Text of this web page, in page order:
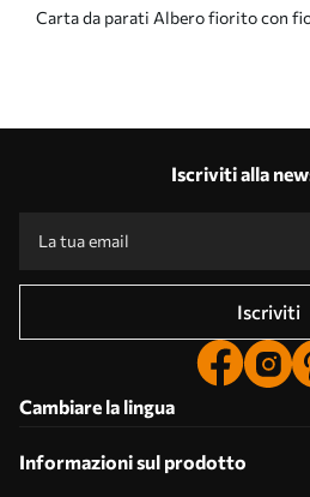
Carta da parati Albero fiorito con
Iscriviti alla
Iscriviti
Cambiare la lingua
Informazioni sul prodotto